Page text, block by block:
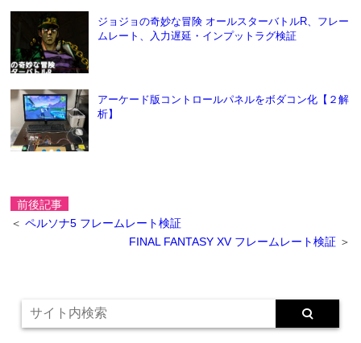
ジョジョの奇妙な冒険 オールスターバトルR、フレー
ムレート、入力遅延・インプットラグ検証
アーケード版コントロールパネルをボダコン化【２解
析】
前後記事
＜ペルソナ5 フレームレート検証
FINAL FANTASY XV フレームレート検証 ＞